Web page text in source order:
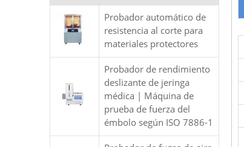
Probador automático de
resistencia al corte para
materiales protectores
Probador de rendimiento
deslizante de jeringa
médica | Máquina de
prueba de fuerza del
émbolo según ISO 7886-1